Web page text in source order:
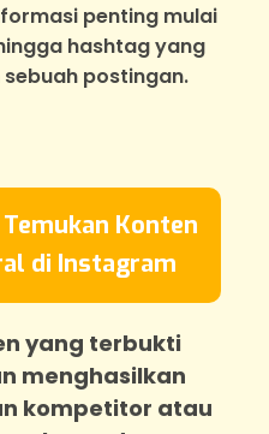
penting mulai
hashtag yang
postingan.
Konten
di Instagram
yang terbukti
menghasilkan
kompetitor atau